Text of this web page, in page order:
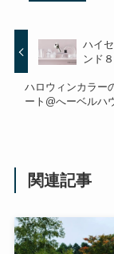
ハイ
ンド
ハロウィンカラー
ート@へーベルハ
関連記事